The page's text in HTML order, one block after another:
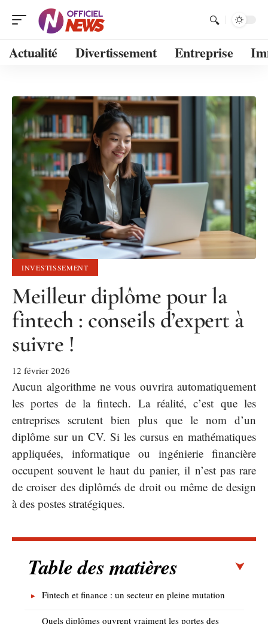
Actualité Divertissement Entreprise
INVESTISSEMENT
Meilleur diplôme pour la
fintech : conseils d’expert à
suivre !
12 février 2026
Aucun algorithme ne vous ouvrira automatiquement
les portes de la fintech. La réalité, c’est que les
entreprises scrutent bien plus que le nom d’un
diplôme sur un CV. Si les cursus en mathématiques
appliquées, informatique ou ingénierie financière
occupent souvent le haut du panier, il n’est pas rare
de croiser des diplômés de droit ou même de design
à des postes stratégiques.
Table des matières
Fintech et finance : un secteur en pleine mutation
Quels diplômes ouvrent vraiment les portes des